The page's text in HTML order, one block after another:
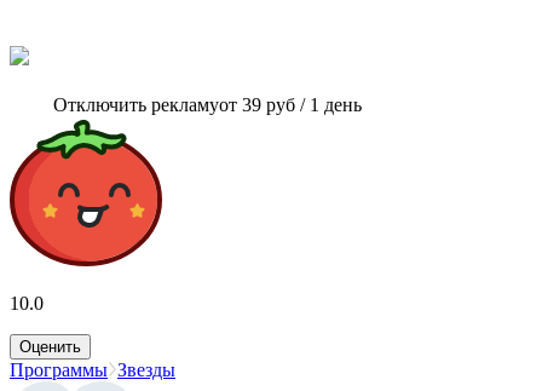
Отключить рекламуот 39 руб / 1 день
10.0
Оценить
Программы Звезды